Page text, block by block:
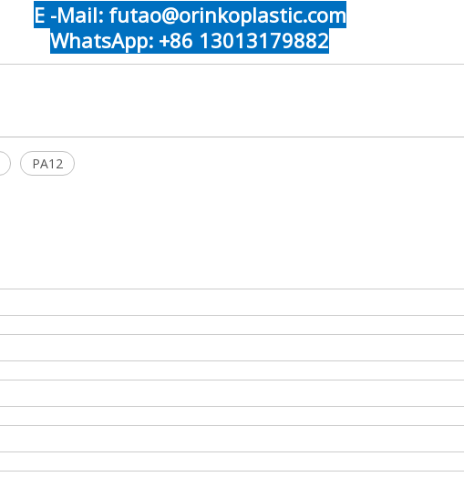
E -Mail: futao@orinkoplastic.com
WhatsApp: +86 13013179882
PA12